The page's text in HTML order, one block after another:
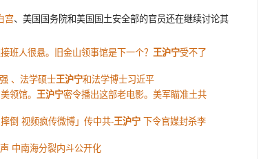
宫、美国国务院和美国国土安全部的官员还在继续讨论其
班人很悬。旧金山领事馆是下一个？ 王沪宁受不了
、法学硕士王沪宁和法学博士习近平
领馆。 王沪宁密令播出这部老电影。美军瞄准土共
倒 视频疯传微博」传中共-王沪宁 下令官媒封杀李
中南海分裂内斗公开化